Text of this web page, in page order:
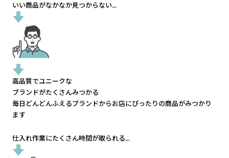
いい商品がなかなか見つからない...
高品質でユニークな
ブランドがたくさんみつかる
毎日どんどんふえるブランドからお店にぴったりの商品がみつかり
ます
仕入れ作業にたくさん時間が取られる...